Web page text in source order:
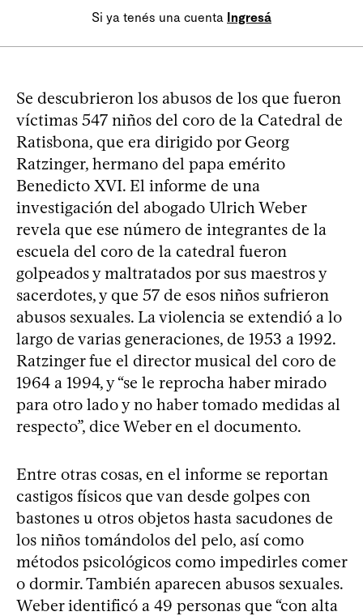
Si ya tenés una cuenta Ingresá
Se descubrieron los abusos de los que fueron
víctimas 547 niños del coro de la Catedral de
Ratisbona, que era dirigido por Georg
Ratzinger, hermano del papa emérito
Benedicto XVI. El informe de una
investigación del abogado Ulrich Weber
revela que ese número de integrantes de la
escuela del coro de la catedral fueron
golpeados y maltratados por sus maestros y
sacerdotes, y que 57 de esos niños sufrieron
abusos sexuales. La violencia se extendió a lo
largo de varias generaciones, de 1953 a 1992.
Ratzinger fue el director musical del coro de
1964 a 1994, y “se le reprocha haber mirado
para otro lado y no haber tomado medidas al
respecto”, dice Weber en el documento.
Entre otras cosas, en el informe se reportan
castigos físicos que van desde golpes con
bastones u otros objetos hasta sacudones de
los niños tomándolos del pelo, así como
métodos psicológicos como impedirles comer
o dormir. También aparecen abusos sexuales.
Weber identificó a 49 personas que “con alta